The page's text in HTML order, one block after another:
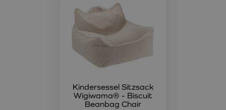
Kindersessel Sitzsack
Wigiwama® - Biscuit
Beanbag Chair